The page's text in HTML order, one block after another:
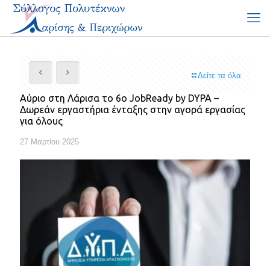
Δείτε τα όλα
Αύριο στη Λάρισα το 6ο JobReady by DYPA –
Δωρεάν εργαστήρια ένταξης στην αγορά εργασίας
για όλους
27 Μαρτίου 2025